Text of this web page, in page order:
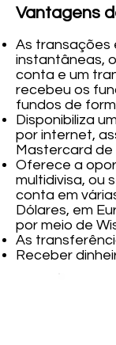
Vantagens
As transações
instantâneas,
conta e um
recebeu os
fundos de
Disponibiliza
por internet,
Mastercard de
Oferece a
multidivisa, ou
conta em
Dólares, em
por meio de
As
Receber